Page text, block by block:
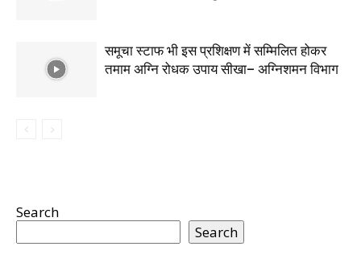
समूचा स्टाफ भी इस प्रशिक्षण में सम्मिलित होकर
तमाम अग्नि रोधक उपाय सीखा– अग्निशमन विभाग
Search
Search